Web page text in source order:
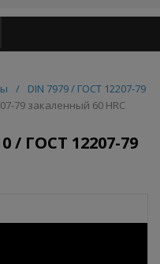
/
DIN 7979 / ГОСТ 12207-79
79 закаленный 60 HRC
/ ГОСТ 12207-79